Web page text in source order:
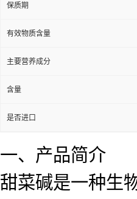
保质期
有效物质含量
主要营养成分
含量
是否进口
一、产品简介
甜菜碱是一种生